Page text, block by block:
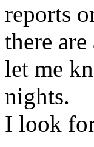
reports
there
let me
nights.
I look